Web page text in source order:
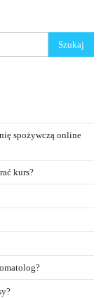
spożywczą online
kurs?